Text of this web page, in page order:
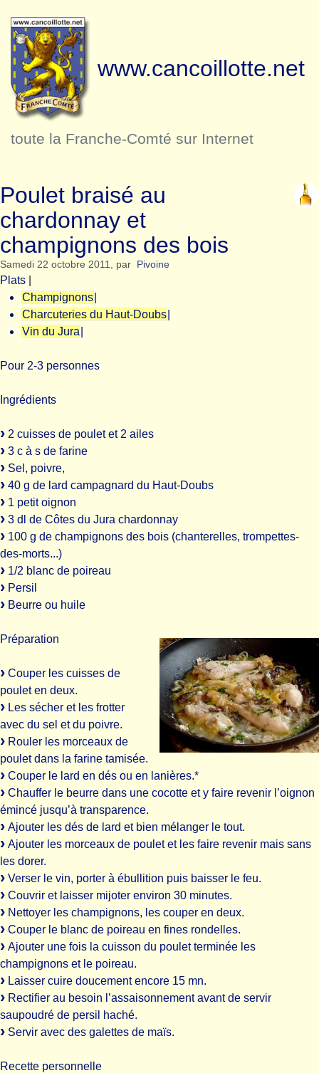
www.cancoillotte.net
toute la Franche-Comté sur Internet
Poulet braisé au
chardonnay et
champignons des bois
Samedi 22 octobre 2011, par Pivoine
Plats
Champignons
Charcuteries du Haut-Doubs
Vin du Jura
Pour 2-3 personnes
Ingrédients
2 cuisses de poulet et 2 ailes
3 c à s de farine
Sel, poivre,
40 g de lard campagnard du Haut-Doubs
1 petit oignon
3 dl de Côtes du Jura chardonnay
100 g de champignons des bois (chanterelles, trompettes-
des-morts...)
1/2 blanc de poireau
Persil
Beurre ou huile
Préparation
Couper les cuisses de
poulet en deux.
Les sécher et les frotter
avec du sel et du poivre.
Rouler les morceaux de
poulet dans la farine tamisée.
Couper le lard en dés ou en lanières.*
Chauffer le beurre dans une cocotte et y faire revenir l’oignon
émincé jusqu’à transparence.
Ajouter les dés de lard et bien mélanger le tout.
Ajouter les morceaux de poulet et les faire revenir mais sans
les dorer.
Verser le vin, porter à ébullition puis baisser le feu.
Couvrir et laisser mijoter environ 30 minutes.
Nettoyer les champignons, les couper en deux.
Couper le blanc de poireau en fines rondelles.
Ajouter une fois la cuisson du poulet terminée les
champignons et le poireau.
Laisser cuire doucement encore 15 mn.
Rectifier au besoin l’assaisonnement avant de servir
saupoudré de persil haché.
Servir avec des galettes de maïs.
Recette personnelle